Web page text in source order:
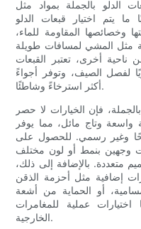
الدلو بالجملة بمواد مثل
ما يتم اختيار قبعات الدلو
وخصائصها المقاومة للماء،
مثل المشي لمسافات طويلة
أخرى، تعتبر القبعات
لفصل الصيف، وتوفر أجواءً
أكثر استرخاءً وشاطئًا.
فإن الخيارات لا حصر
واسعة وتاج مائل، مما يوفر
وغير رسمي. للحصول على
وجهين بنمط أو لون مختلف
متعددة. بالإضافة إلى ذلك،
إضافية مثل أحزمة الذقن
أو الحماية من أشعة
عملية للمغامرات
الخارجية.